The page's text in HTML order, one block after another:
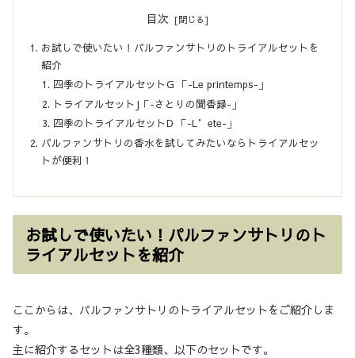
目次
お試しで使いたい！パルファンサトリのトライアルセットを
紹介
四季のトライアルセットG 「-Le printemps-」
トライアルセットJ「-さとりの聞香録-」
四季のトライアルセットD 「-L’ete-」
パルファンサトリの香水を試してみたいならトライアルセッ
トが便利！
お試しで使いたい！パルファンサトリのト
ライアルセットを紹介
ここからは、パルファンサトリのトライアルセットをご紹介しま
す。
主に紹介するセットは全3種類、以下のセットです。